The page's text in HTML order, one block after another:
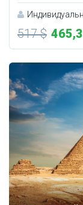
517 $